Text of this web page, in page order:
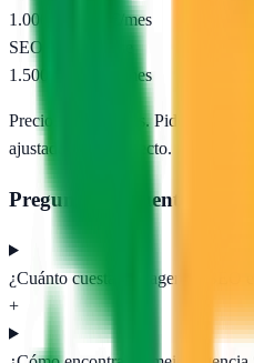
1.000 – 2.500 €/mes
SEO e-commerce
1.500 – 5.000 €/mes
Precios orientativos. Pide
ajustadas a tu proyecto.
Preguntas frecuentes
¿Cuánto cuesta una agencia SEO
+